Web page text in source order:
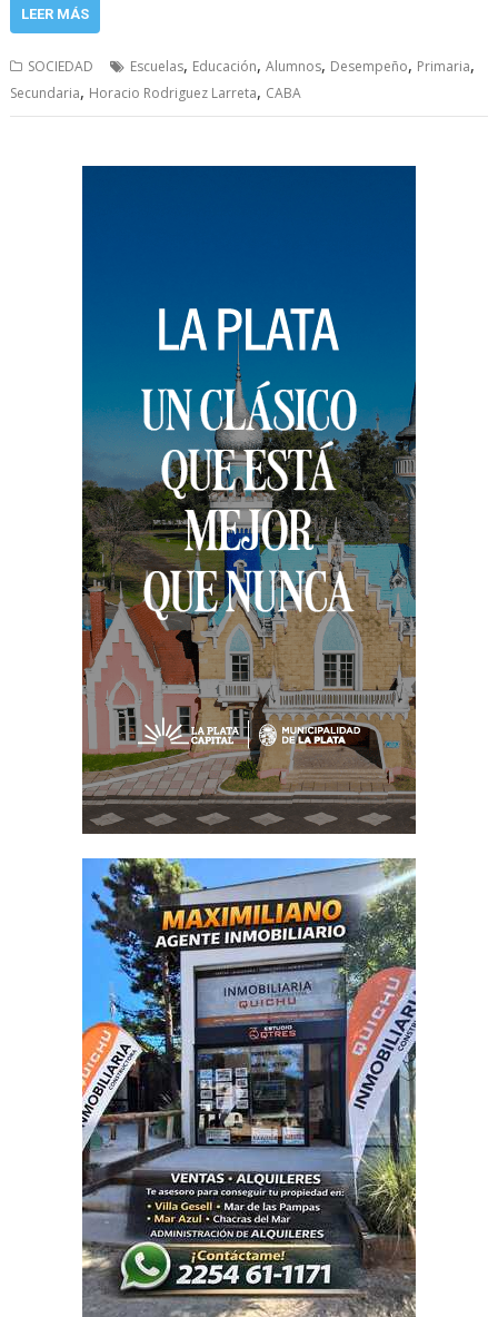
LEER MÁS
SOCIEDAD Escuelas, Educación,Alumnos, Desempeño, Primaria,
Secundaria, Horacio Rodriguez Larreta, CABA